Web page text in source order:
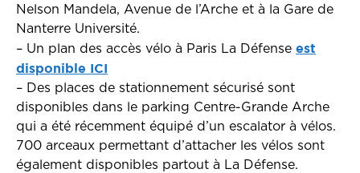
Nelson Mandela, Avenue de l’Arche et à la Gare de
Nanterre Université.
– Un plan des accès vélo à Paris La Défense est
disponible ICI
– Des places de stationnement sécurisé sont
disponibles dans le parking Centre-Grande Arche
qui a été récemment équipé d’un escalator à vélos.
700 arceaux permettant d’attacher les vélos sont
également disponibles partout à La Défense.